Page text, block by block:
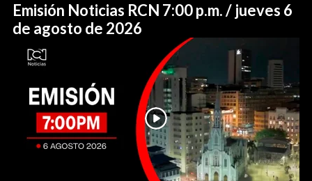
Emisión Noticias RCN 7:00 p.m. / jueves 6
de agosto de 2026